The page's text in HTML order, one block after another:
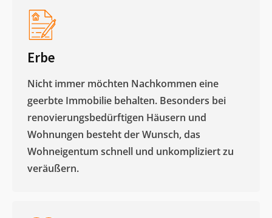
Erbe
Nicht immer möchten Nachkommen eine
geerbte Immobilie behalten. Besonders bei
renovierungsbedürftigen Häusern und
Wohnungen besteht der Wunsch, das
Wohneigentum schnell und unkompliziert zu
veräußern. ​